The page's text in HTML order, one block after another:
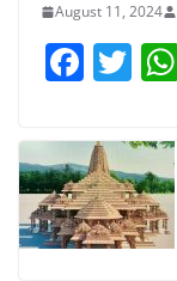
August 11, 2024
F
c
e
b
o
T
itt
er